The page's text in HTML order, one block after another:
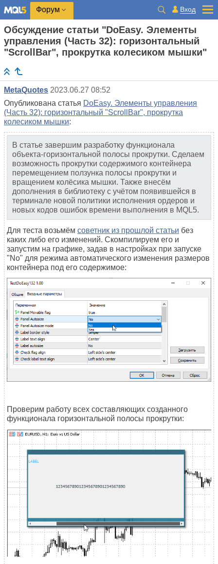
Форум Вход
Обсуждение статьи "DoEasy. Элементы
управления (Часть 32): горизонтальный
"ScrollBar", прокрутка колесиком мышки"
MetaQuotes 2023.06.27 08:52
Опубликована статья DoEasy. Элементы управления
(Часть 32): горизонтальный "ScrollBar", прокрутка
колесиком мышки:
В статье завершим разработку функционала
объекта-горизонтальной полосы прокрутки. Сделаем
возможность прокрутки содержимого контейнера
перемещением ползунка полосы прокрутки и
вращением колёсика мышки. Также внесём
дополнения в библиотеку с учётом появившейся в
терминале новой политики исполнения ордеров и
новых кодов ошибок времени выполнения в MQL5.
Для теста возьмём советник из прошлой статьи без
каких либо его изменений. Скомпилируем его и
запустим на графике, задав в настройках при запуске
"No" для режима автоматического изменения размеров
контейнера под его содержимое:
Проверим работу всех составляющих созданного
функционала горизонтальной полосы прокрутки: